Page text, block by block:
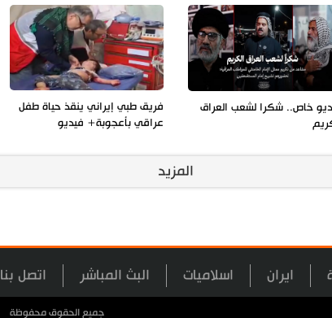
خاص.. شكرا لشعب العراق
فريق طبي إيراني ينقذ حياة طفل
عراقي بأعجوبة+ فيديو
المزيد
ايران اسلاميات البث المباشر اتصل بنا
جميع الحقوق محفوظة